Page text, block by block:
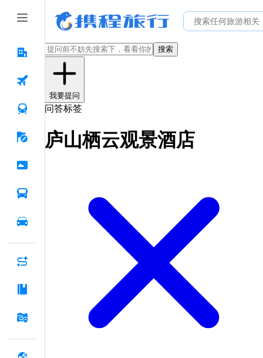
搜索
我要提问
问答标签
庐山栖云观景酒店